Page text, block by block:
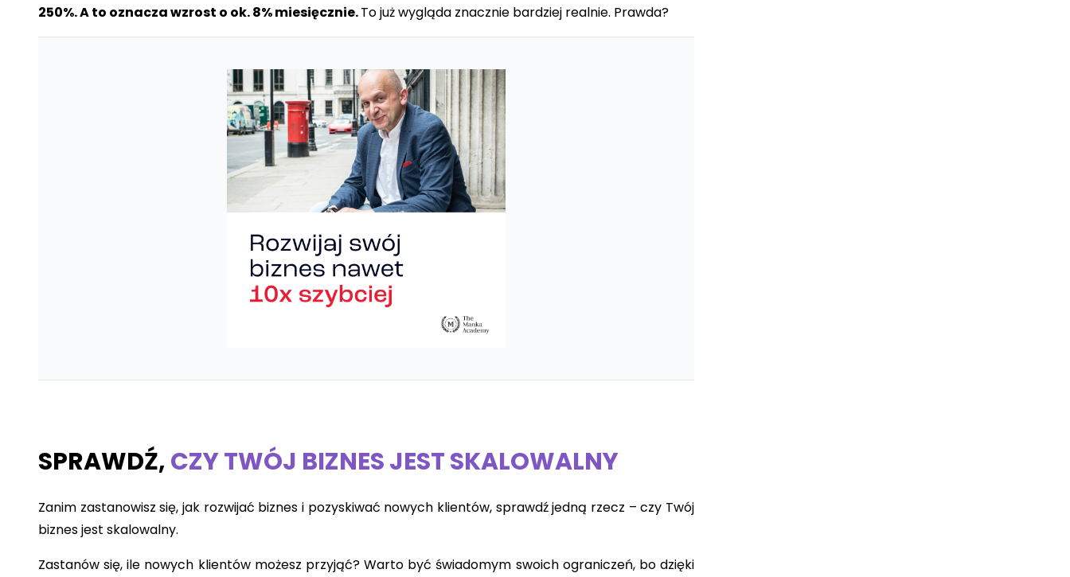
250%. A to oznacza wzrost o ok. 8% miesięcznie.To już wygląda znacznie bardziej realnie. Prawda?
SPRAWDŹ,CZY TWÓJ BIZNES JEST SKALOWALNY
Zanim zastanowisz się, jak rozwijać biznes i pozyskiwać nowych klientów, sprawdź jedną rzecz – czy Twój
biznes jest skalowalny.
Zastanów się, ile nowych klientów możesz przyjąć? Warto być świadomym swoich ograniczeń, bo dzięki